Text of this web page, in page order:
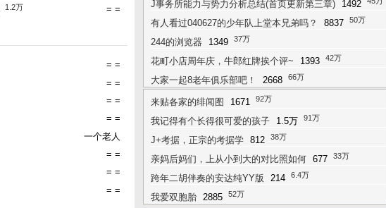
= =
1.2万
= =
= =
= =
= =
一个老人
= =
= =
= =
J事务所能力与势力分析总结(首页更新第三章) 1492
有人看过040627的少年队上堂本兄弟吗？ 8837 50万
244的浏览器 1349 37万
花町小店周年庆，牛郎红牌挨个评~ 1393 42万
大家一起8老年俱乐部吧！ 2668 66万
来贴各家的绯闻图 1671 92万
我记得有个长得很可爱的孩子 1.5万 91万
J+考据，正宗的考据学 812 38万
亲妈后妈们，上从小到大的对比照如何 677 33万
跨年二胡伴奏的安达纯YY版 214 6.4万
我爱双胞胎 2885 52万